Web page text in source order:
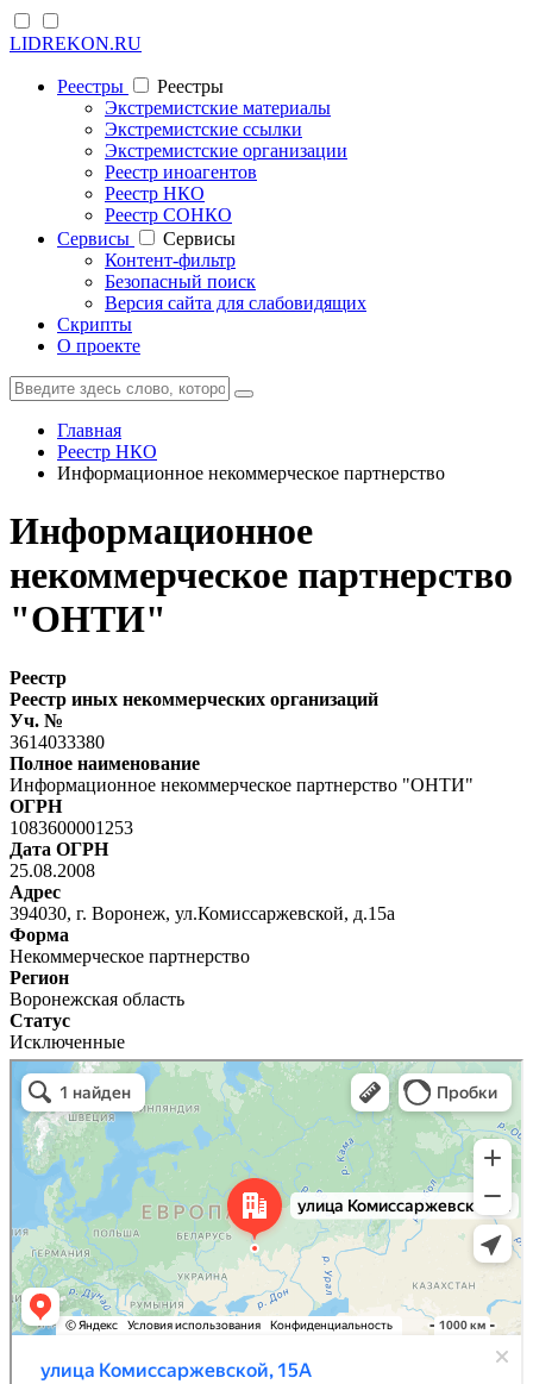
LIDREKON.RU
Реестры
Реестры
Экстремистские материалы
Экстремистские ссылки
Экстремистские организации
Реестр иноагентов
Реестр НКО
Реестр СОНКО
Cервисы
Cервисы
Контент-фильтр
Безопасный поиск
Версия сайта для слабовидящих
Скрипты
О проекте
Главная
Реестр НКО
Информационное некоммерческое партнерство
Информационное
некоммерческое партнерство
"ОНТИ"
Реестр
Реестр иных некоммерческих организаций
Уч. №
3614033380
Полное наименование
Информационное некоммерческое партнерство "ОНТИ"
ОГРН
1083600001253
Дата ОГРН
25.08.2008
Адрес
394030, г. Воронеж, ул.Комиссаржевской, д.15а
Форма
Некоммерческое партнерство
Регион
Воронежская область
Статус
Исключенные